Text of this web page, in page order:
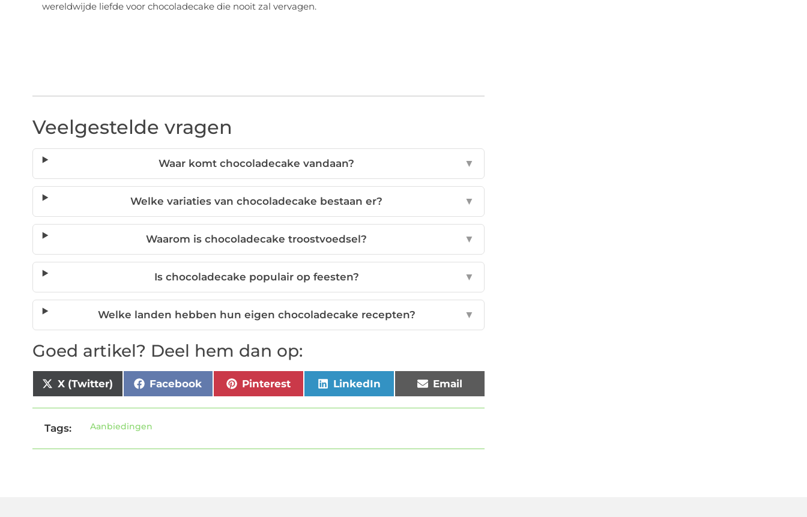
wereldwijde liefde voor chocoladecake die nooit zal vervagen.
Veelgestelde vragen
Waar komt chocoladecake vandaan? ▼
Welke variaties van chocoladecake bestaan er? ▼
Waarom is chocoladecake troostvoedsel? ▼
Is chocoladecake populair op feesten? ▼
Welke landen hebben hun eigen chocoladecake recepten? ▼
Goed artikel? Deel hem dan op:
X (Twitter) Facebook Pinterest LinkedIn Email
Tags: Aanbiedingen